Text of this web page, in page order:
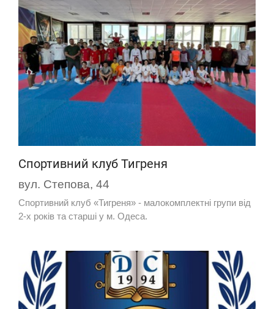
Спортивний клуб Тигреня
вул. Степова, 44
Спортивний клуб «Тигреня» - малокомплектні групи від
2-х років та старші у м. Одеса.